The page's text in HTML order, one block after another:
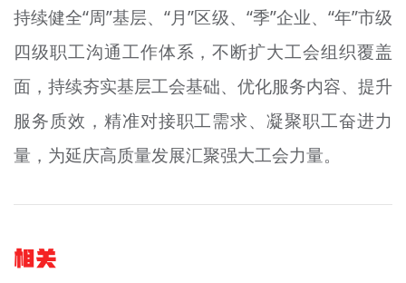
持续健全“周”基层、“月”区级、“季”企业、“年”市级
四级职工沟通工作体系，不断扩大工会组织覆盖
面，持续夯实基层工会基础、优化服务内容、提升
服务质效，精准对接职工需求、凝聚职工奋进力
量，为延庆高质量发展汇聚强大工会力量。
相关